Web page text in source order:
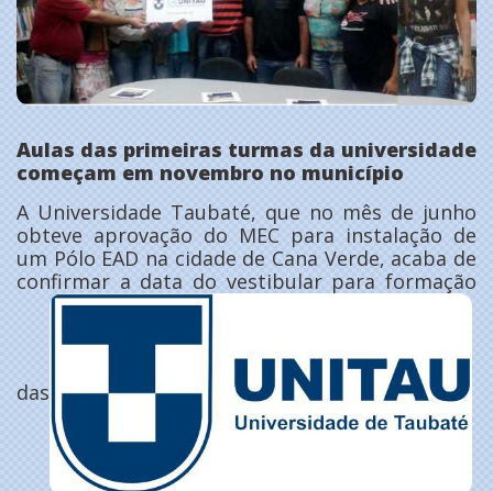
Aulas das primeiras turmas da universidade
começam em novembro no município
A Universidade Taubaté, que no mês de junho
obteve aprovação do MEC para instalação de
um Pólo EAD na cidade de Cana Verde, acaba de
confirmar a data do vestibular para formação
das